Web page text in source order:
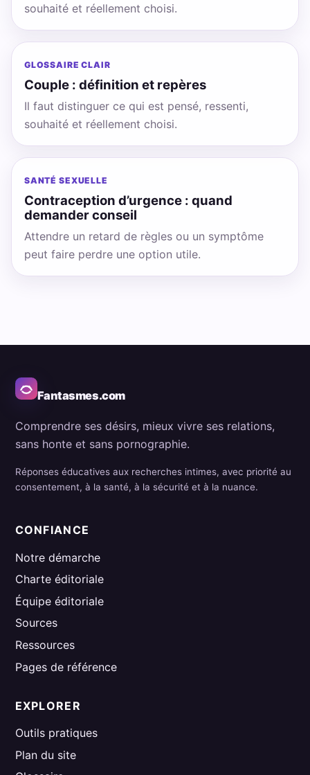
souhaité et réellement choisi.
GLOSSAIRE CLAIR
Couple : définition et repères
Il faut distinguer ce qui est pensé, ressenti,
souhaité et réellement choisi.
SANTÉ SEXUELLE
Contraception d’urgence : quand
demander conseil
Attendre un retard de règles ou un symptôme
peut faire perdre une option utile.
Fantasmes.com
Comprendre ses désirs, mieux vivre ses relations,
sans honte et sans pornographie.
Réponses éducatives aux recherches intimes, avec priorité au
consentement, à la santé, à la sécurité et à la nuance.
CONFIANCE
Notre démarche
Charte éditoriale
Équipe éditoriale
Sources
Ressources
Pages de référence
EXPLORER
Outils pratiques
Plan du site